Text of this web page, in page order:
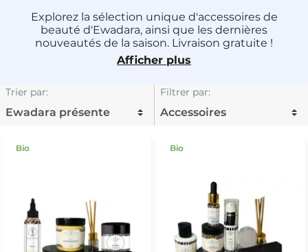
Explorez la sélection unique d'accessoires de
beauté d'Ewadara, ainsi que les dernières
nouveautés de la saison. Livraison gratuite !
Afficher plus
Trier par: Filtrer par:
Bio Bio